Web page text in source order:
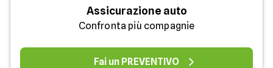
Assicurazione auto
Confronta più compagnie
Fai un PREVENTIVO